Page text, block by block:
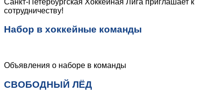
сотрудничеству!
Набор в хоккейные команды
Объявления о наборе в команды
СВОБОДНЫЙ ЛЁД